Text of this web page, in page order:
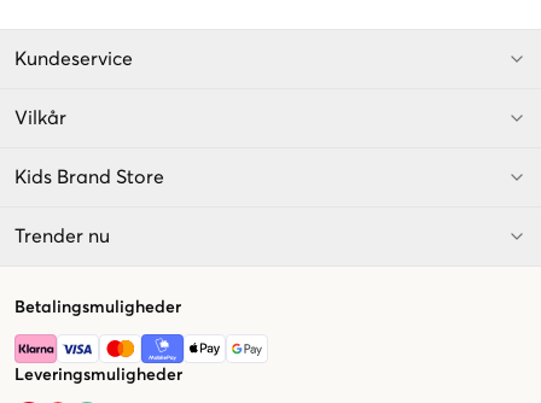
Kundeservice
Vilkår
Kids Brand Store
Trender nu
Betalingsmuligheder
Leveringsmuligheder